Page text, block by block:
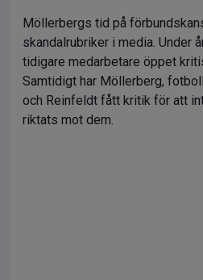
Möllerbergs tid på
skandalrubriker i media. Under
tidigare medarbetare öppet
Samtidigt har Möllerberg,
och Reinfeldt fått kritik för att
riktats mot dem.